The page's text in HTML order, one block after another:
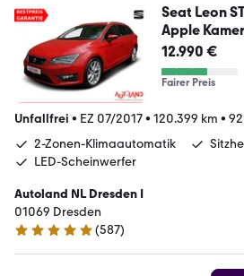
Seat Leon
Apple
12.990 €
Fairer Preis
Unfallfrei • EZ 07/2017• 120.399 km •
2-Zonen-Klimaautomatik
LED-Scheinwerfer
Autoland NL Dresden I
01069 Dresden
4.8 Sterne
(587)